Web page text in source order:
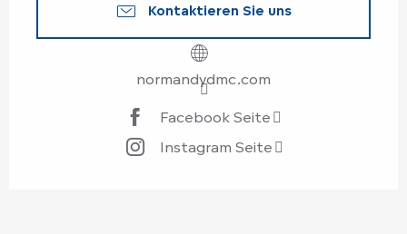
Kontaktieren Sie uns
normandydmc.com
Facebook Seite
Instagram Seite